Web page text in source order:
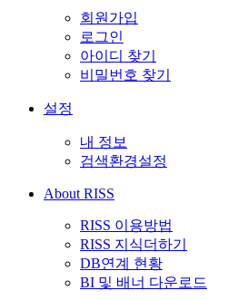
회원가입
로그인
아이디 찾기
비밀번호 찾기
설정
내 정보
검색환경설정
About RISS
RISS 이용방법
RISS 지식더하기
DB연계 현황
BI 및 배너 다운로드